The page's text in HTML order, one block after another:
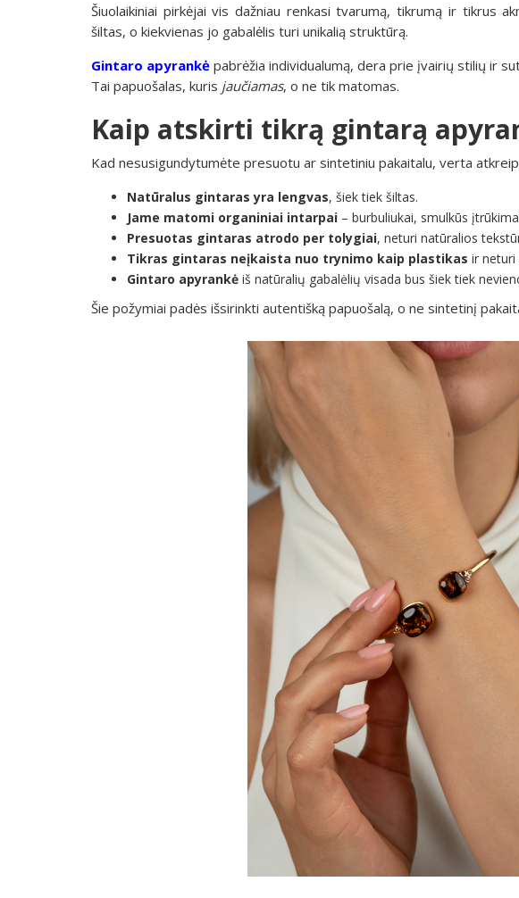
Šiuolaikiniai pirkėjai vis dažniau renkasi tvarumą, tikrumą ir tikrus
šiltas, o kiekvienas jo gabalėlis turi unikalią struktūrą.
Gintaro apyrankė pabrėžia individualumą, dera prie įvairių stilių ir
Tai papuošalas, kuris jaučiamas, o ne tik matomas.
Kaip atskirti tikrą gintarą
Kad nesusigundytumėte presuotu ar sintetiniu pakaitalu, verta
Natūralus gintaras yra lengvas, šiek tiek šiltas.
Jame matomi organiniai intarpai – burbuliukai, smulkūs
Presuotas gintaras atrodo per tolygiai, neturi natūralios
Tikras gintaras neįkaista nuo trynimo kaip plastikas ir neturi
Gintaro apyrankė iš natūralių gabalėlių visada bus šiek tiek
Šie požymiai padės išsirinkti autentišką papuošalą, o ne sintetinį